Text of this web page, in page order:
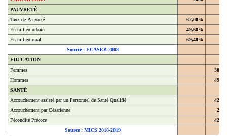
PAUVRETÉ
Taux de Pauvreté
62,00%
En milieu urbain
49,60%
En milieu rural
69,40%
Source : ECASEB 2008
EDUCATION
Femmes
Hommes
SANTÉ
Accouchement assisté par un Personnel de Santé Qualifié
Accouchement par Césarienne
Fécondité Précoce
Source : MICS 2018-2019